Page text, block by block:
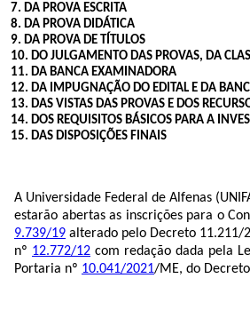
7. DA PROVA ESCRITA
8. DA PROVA DIDÁTICA
9. DA PROVA DE TÍTULOS
10. DO JULGAMENTO DAS PROVAS, DA
11. DA BANCA EXAMINADORA
12. DA IMPUGNAÇÃO DO EDITAL E DA
13. DAS VISTAS DAS PROVAS E DOS
14. DOS REQUISITOS BÁSICOS PARA A
15. DAS DISPOSIÇÕES FINAIS
A Universidade Federal de Alfenas
estarão abertas as inscrições para o
9.739/19 alterado pelo Decreto 11.211/
nº 12.772/12 com redação dada pela
Portaria nº 10.041/2021/ME, do